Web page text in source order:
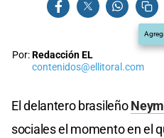
Por:Redacción EL
contenidos@ellitoral.com
El delantero brasileño
sociales el momento en el